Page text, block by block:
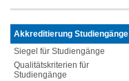
Akkreditierung Studiengänge
Siegel für Studiengänge
Qualitätskriterien für
Studiengänge